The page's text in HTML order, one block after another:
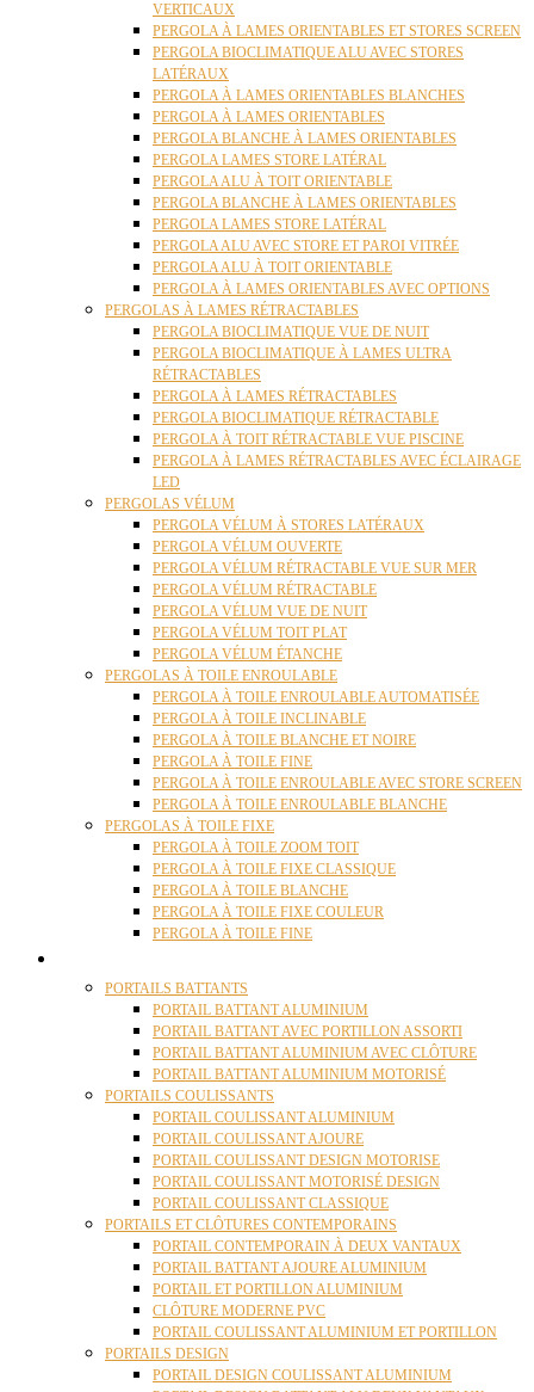
VERTICAUX
PERGOLA À LAMES ORIENTABLES ET STORES SCREEN
PERGOLA BIOCLIMATIQUE ALU AVEC STORES
LATÉRAUX
PERGOLA À LAMES ORIENTABLES BLANCHES
PERGOLA À LAMES ORIENTABLES
PERGOLA BLANCHE À LAMES ORIENTABLES
PERGOLA LAMES STORE LATÉRAL
PERGOLA ALU À TOIT ORIENTABLE
PERGOLA BLANCHE À LAMES ORIENTABLES
PERGOLA LAMES STORE LATÉRAL
PERGOLA ALU AVEC STORE ET PAROI VITRÉE
PERGOLA ALU À TOIT ORIENTABLE
PERGOLA À LAMES ORIENTABLES AVEC OPTIONS
PERGOLAS À LAMES RÉTRACTABLES
PERGOLA BIOCLIMATIQUE VUE DE NUIT
PERGOLA BIOCLIMATIQUE À LAMES ULTRA
RÉTRACTABLES
PERGOLA À LAMES RÉTRACTABLES
PERGOLA BIOCLIMATIQUE RÉTRACTABLE
PERGOLA À TOIT RÉTRACTABLE VUE PISCINE
PERGOLA À LAMES RÉTRACTABLES AVEC ÉCLAIRAGE
LED
PERGOLAS VÉLUM
PERGOLA VÉLUM À STORES LATÉRAUX
PERGOLA VÉLUM OUVERTE
PERGOLA VÉLUM RÉTRACTABLE VUE SUR MER
PERGOLA VÉLUM RÉTRACTABLE
PERGOLA VÉLUM VUE DE NUIT
PERGOLA VÉLUM TOIT PLAT
PERGOLA VÉLUM ÉTANCHE
PERGOLAS À TOILE ENROULABLE
PERGOLA À TOILE ENROULABLE AUTOMATISÉE
PERGOLA À TOILE INCLINABLE
PERGOLA À TOILE BLANCHE ET NOIRE
PERGOLA À TOILE FINE
PERGOLA À TOILE ENROULABLE AVEC STORE SCREEN
PERGOLA À TOILE ENROULABLE BLANCHE
PERGOLAS À TOILE FIXE
PERGOLA À TOILE ZOOM TOIT
PERGOLA À TOILE FIXE CLASSIQUE
PERGOLA À TOILE BLANCHE
PERGOLA À TOILE FIXE COULEUR
PERGOLA À TOILE FINE
PORTAILS BATTANTS
PORTAIL BATTANT ALUMINIUM
PORTAIL BATTANT AVEC PORTILLON ASSORTI
PORTAIL BATTANT ALUMINIUM AVEC CLÔTURE
PORTAIL BATTANT ALUMINIUM MOTORISÉ
PORTAILS COULISSANTS
PORTAIL COULISSANT ALUMINIUM
PORTAIL COULISSANT AJOURE
PORTAIL COULISSANT DESIGN MOTORISE
PORTAIL COULISSANT MOTORISÉ DESIGN
PORTAIL COULISSANT CLASSIQUE
PORTAILS ET CLÔTURES CONTEMPORAINS
PORTAIL CONTEMPORAIN À DEUX VANTAUX
PORTAIL BATTANT AJOURE ALUMINIUM
PORTAIL ET PORTILLON ALUMINIUM
CLÔTURE MODERNE PVC
PORTAIL COULISSANT ALUMINIUM ET PORTILLON
PORTAILS DESIGN
PORTAIL DESIGN COULISSANT ALUMINIUM